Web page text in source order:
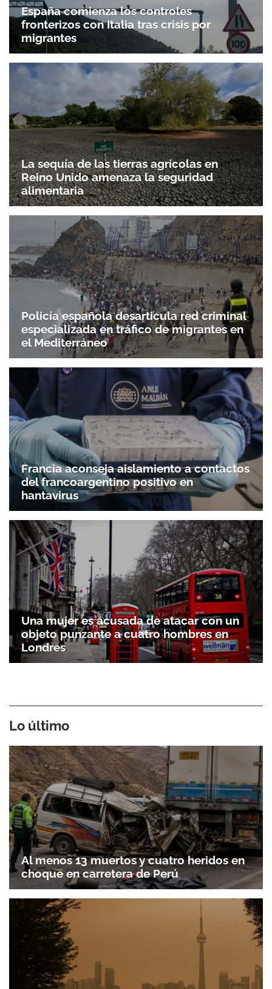
España comienza los controles
fronterizos con Italia tras crisis por
migrantes
La sequía de las tierras agrícolas en
Reino Unido amenaza la seguridad
alimentaria
Policía española desarticula red criminal
especializada en tráfico de migrantes en
el Mediterráneo
Francia aconseja aislamiento a contactos
del francoargentino positivo en
hantavirus
Una mujer es acusada de atacar con un
objeto punzante a cuatro hombres en
Londres
Lo último
Al menos 13 muertos y cuatro heridos en
choque en carretera de Perú